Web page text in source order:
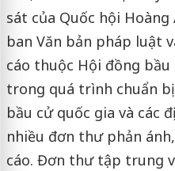
sát của Quốc hội Hoàng
ban Văn bản pháp luật
cáo thuộc Hội đồng
trong quá trình chuẩn
bầu cử quốc gia và các
nhiều đơn thư phản
cáo. Đơn thư tập trung